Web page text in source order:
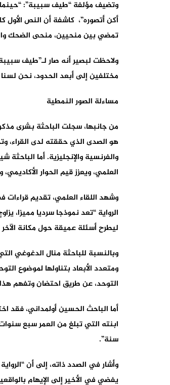
وتضيف مؤلفة “طيف سبيبة”: “حينما
أكن أتصوره”، كاشفة أن النص الأول
تمضي بين منحيين، منحى الضحك
ولاحظت لبصير أنه صار لـ”طيف
مختلفين إلى أبعد الحدود، نحن
مساءلة الصور النمطية
من جانبها، سجلت الباحثة بشرى
هو الصدى الذي حققته لدى القراء،
والفرنسية والإنجليزية. أما
العلمي، ويعزز قيم الحوار
وشهد اللقاء العلمي، تقديم
الرواية “تعد نموذجا سرديا مميزا،
ليطرح أسئلة عميقة حول مكانة
وبالنسبة للباحثة منال الدغوغي
ومتعدد الأبعاد بتناولها لموضوع
التوحد، عن طريق احتضان وتفهم هذا
أما الباحث الحسين أولمداني، فقد
ابنته التي تبلغ من العمر سبع
سنة”.
وأشار في الصدد ذاته، إلى أن
يفضي في الأخير إلى الإيهام